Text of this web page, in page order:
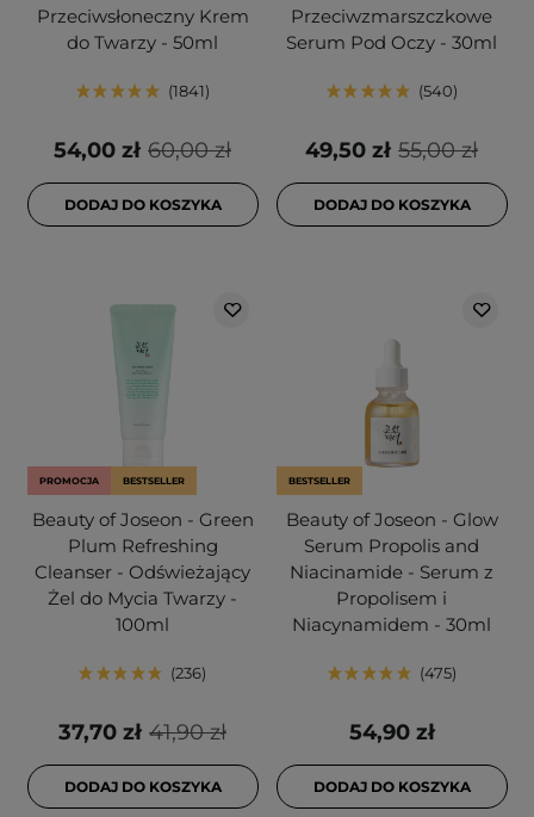
Przeciwsłoneczny Krem
do Twarzy - 50ml
1841
60,00 zł
54,00 zł
DODAJ DO KOSZYKA
Przeciwzmarszczkowe
Serum Pod Oczy - 30ml
540
55,00 zł
49,50 zł
DODAJ DO KOSZYKA
PROMOCJA BESTSELLER
Beauty of Joseon - Green
Plum Refreshing
Cleanser - Odświeżający
Żel do Mycia Twarzy -
100ml
236
41,90 zł
37,70 zł
DODAJ DO KOSZYKA
BESTSELLER
Beauty of Joseon - Glow
Serum Propolis and
Niacinamide - Serum z
Propolisem i
Niacynamidem - 30ml
475
54,90 zł
DODAJ DO KOSZYKA